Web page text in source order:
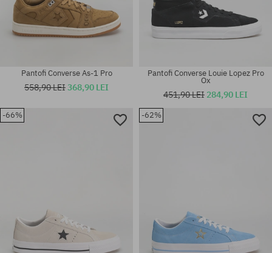
Mărimi existente:
37; 39.5; 41; 42; 42.5; 43; 44;
Mărimi existente:
Pantofi Converse As-1 Pro
558,90 LEI368,90 LEI
Pantofi Converse Louie Lopez Pro
Ox
451,90 LEI 284,90 LEI
-66% -62%